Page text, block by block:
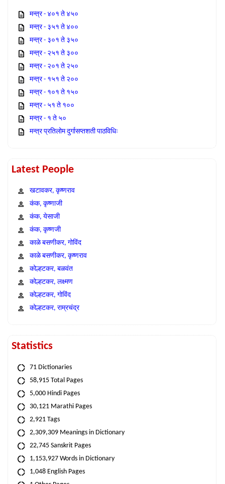
मन्त्र - ४०१ ते ४५०
मन्त्र - ३५१ ते ४००
मन्त्र - ३०१ ते ३५०
मन्त्र - २५१ ते ३००
मन्त्र - २०१ ते २५०
मन्त्र - १५१ ते २००
मन्त्र - १०१ ते १५०
मन्त्र - ५१ ते १००
मन्त्र - १ ते ५०
मन्त्र प्रतिलोम दुर्गासप्तशती पाठविधिः
Latest People
खटावकर, कृष्णराव
कंक, कृष्णाजी
कंक, येसाजी
कंक, कृष्णजी
काळे बसणीकर, गोविंद
काळे बसणीकर, कृष्णराव
कोल्हटकर, बळवंत
कोल्हटकर, लक्ष्मण
कोल्हटकर, गोविंद
कोल्हटकर, राम्रचंद्र
Statistics
71 Dictionaries
58,915 Total Pages
5,000 Hindi Pages
30,121 Marathi Pages
2,921 Tags
2,309,309 Meanings in Dictionary
22,745 Sanskrit Pages
1,153,927 Words in Dictionary
1,048 English Pages